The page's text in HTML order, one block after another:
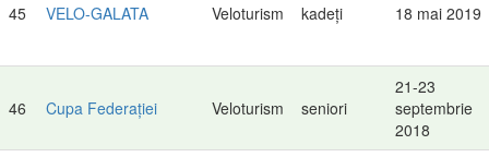
45 VELO-GALATA Veloturism kadeți 18 mai 2019
46 Cupa Federației Veloturism seniori
21-23
septembrie
2018